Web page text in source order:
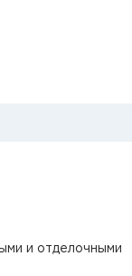
и отделочными